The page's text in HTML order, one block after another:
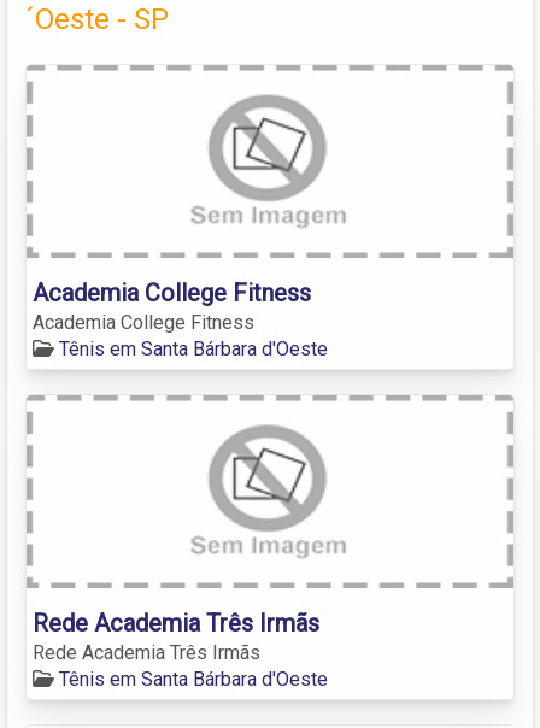
´Oeste - SP
Academia College Fitness
Academia College Fitness
Tênis em Santa Bárbara d'Oeste
Rede Academia Três Irmãs
Rede Academia Três Irmãs
Tênis em Santa Bárbara d'Oeste